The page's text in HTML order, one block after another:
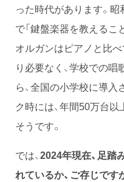
った時代があります。
で「鍵盤楽器を教えるこ
オルガンはピアノと比
り必要なく、学校での
ら、全国の小学校に導
ク時には、年間50万台
そうです。
では、 2024年現在、足踏
れているか、ご存じです